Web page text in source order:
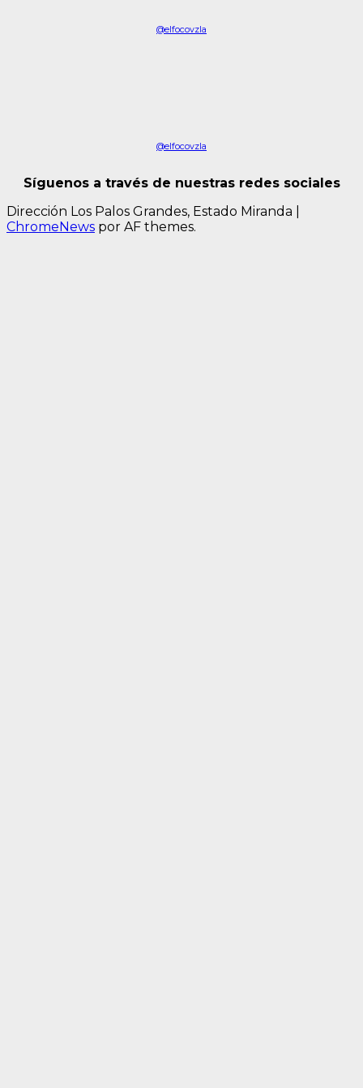
@elfocovzla
@elfocovzla
Síguenos a través de nuestras redes sociales
Dirección Los Palos Grandes, Estado Miranda
ChromeNews por AF themes.